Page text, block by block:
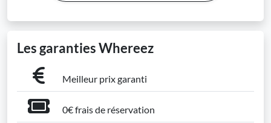
Les garanties Whereez
Meilleur prix garanti
0€ frais de réservation